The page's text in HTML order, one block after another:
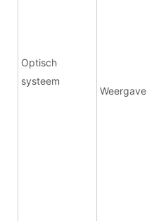
Optisch
systeem
Weergave